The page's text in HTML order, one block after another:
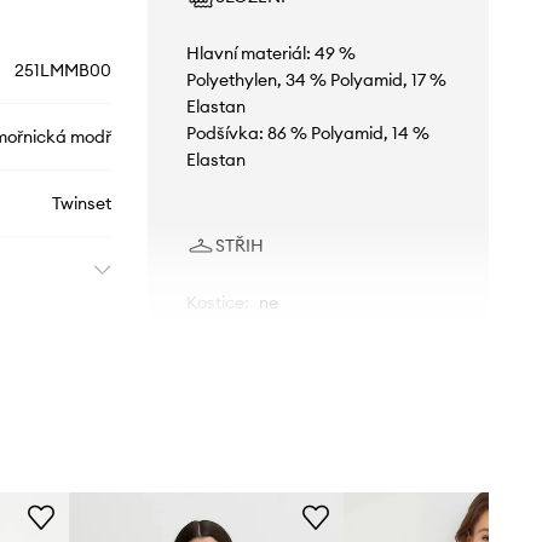
251LMMB00
modř
Twinset
Hlavní materiál: 49 %
Polyethylen, 34 % Polyamid, 17 %
Elastan
Podšívka: 86 % Polyamid, 14 %
Elastan
STŘIH
Kostice ne
75B